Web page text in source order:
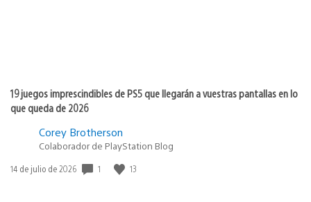
19 juegos imprescindibles de PS5 que llegarán a vuestras pantallas en lo
que queda de 2026
Corey Brotherson
Colaborador de PlayStation Blog
Fecha
14 de julio de 2026 1 13